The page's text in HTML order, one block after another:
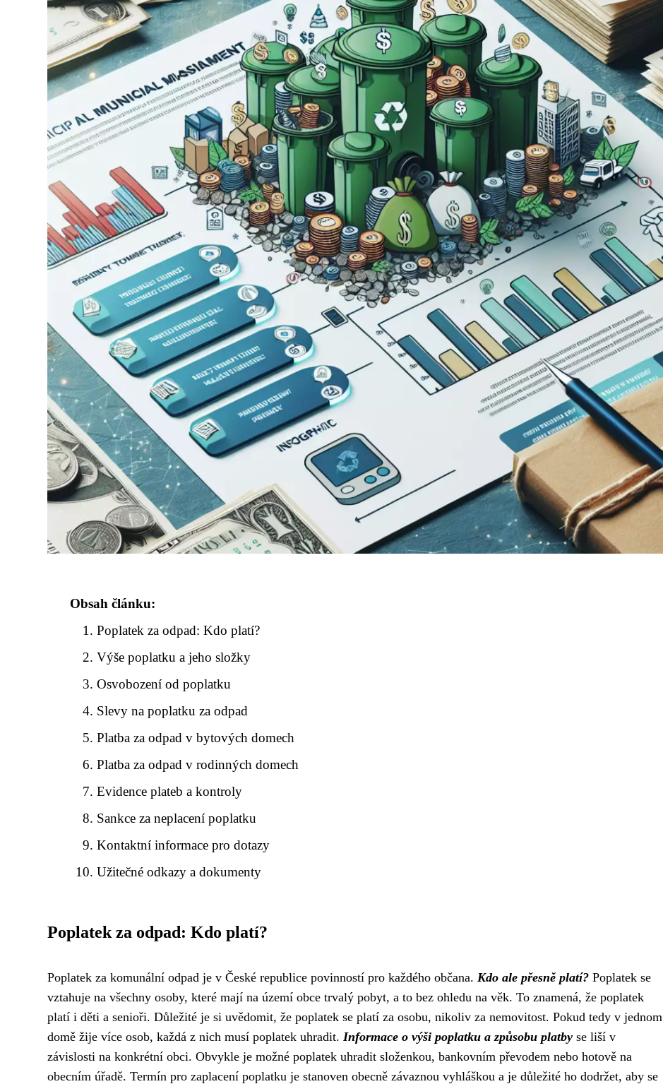
Obsah článku:
Poplatek za odpad: Kdo platí?
Výše poplatku a jeho složky
Osvobození od poplatku
Slevy na poplatku za odpad
Platba za odpad v bytových domech
Platba za odpad v rodinných domech
Evidence plateb a kontroly
Sankce za neplacení poplatku
Kontaktní informace pro dotazy
Užitečné odkazy a dokumenty
Poplatek za odpad: Kdo platí?
Poplatek za komunální odpad je v České republice povinností pro každého občana. Kdo ale přesně platí? Poplatek se
vztahuje na všechny osoby, které mají na území obce trvalý pobyt, a to bez ohledu na věk. To znamená, že poplatek
platí i děti a senioři. Důležité je si uvědomit, že poplatek se platí za osobu, nikoliv za nemovitost. Pokud tedy v jednom
domě žije více osob, každá z nich musí poplatek uhradit. Informace o výši poplatku a způsobu platby se liší v
závislosti na konkrétní obci. Obvykle je možné poplatek uhradit složenkou, bankovním převodem nebo hotově na
obecním úřadě. Termín pro zaplacení poplatku je stanoven obecně závaznou vyhláškou a je důležité ho dodržet, aby se